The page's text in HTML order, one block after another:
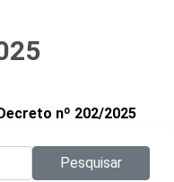
Decreto nº 202/2025
Pesquisar